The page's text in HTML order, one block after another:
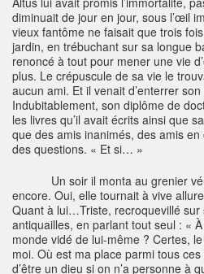
diminuait de jour en jour, sous l’œil
vieux fantôme ne faisait que trois
jardin, en trébuchant sur sa longue
renoncé à tout pour mener une vie
plus. Le crépuscule de sa vie le
aucun ami. Et il venait d’enterrer
Indubitablement, son diplôme de
les livres qu’il avait écrits ainsi que
que des amis inanimés, des amis
des questions. « Et si… »
Un soir il monta au grenier
encore. Oui, elle tournait à vive
Quant à lui…Triste, recroquevillé
antiquailles, en parlant tout seul : «
monde vidé de lui-même ? Certes,
moi. Où est ma place parmi tous
d’être un dieu si on n’a personne à